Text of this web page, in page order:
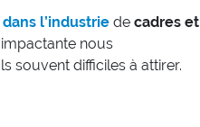
l’industrie de cadres et
nous
souvent difficiles à attirer.